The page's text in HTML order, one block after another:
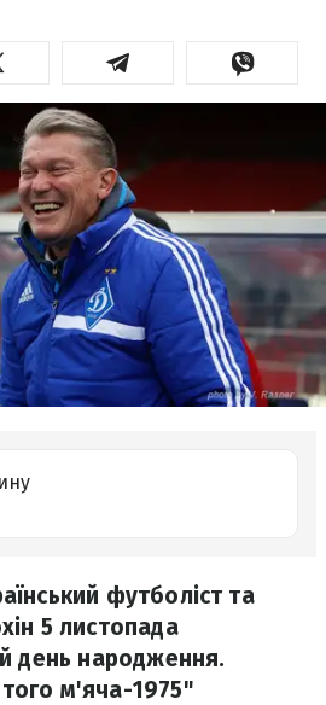
футболіст та
5 листопада
день народження.
м'яча-1975"